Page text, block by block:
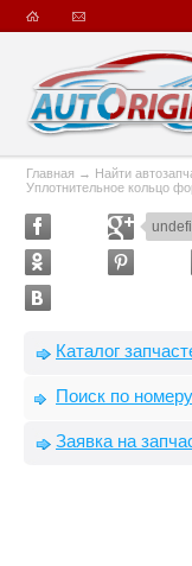
Главная → Найти
Уплотнительное кольцо
Каталог
Поиск по номеру
Заявка на